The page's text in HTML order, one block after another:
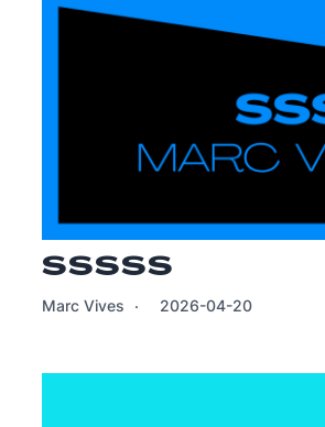
SSSSS
Marc Vives 2026-04-20